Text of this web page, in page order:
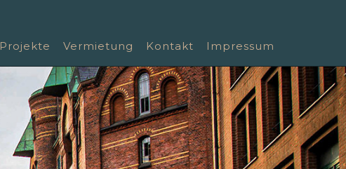
Projekte Vermietung Kontakt Impressum